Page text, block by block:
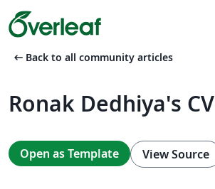
arrow_left_alt Back to all community articles
Ronak Dedhiya's CV
Open as Template View Source